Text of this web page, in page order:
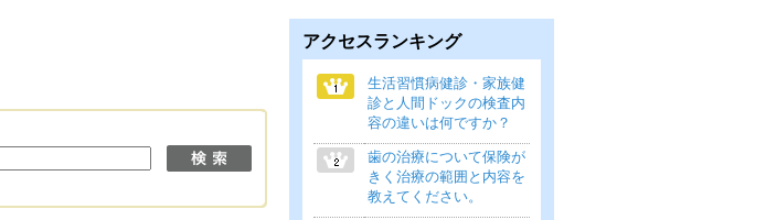
アクセスランキング
生活習慣病健診・家族健
診と人間ドックの検査内
容の違いは何ですか？
歯の治療について保険が
きく治療の範囲と内容を
教えてください。